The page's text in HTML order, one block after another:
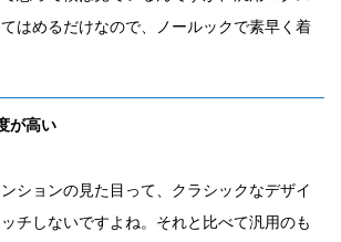
はめるだけなので、ノールックで素早く着
が高い
ションの見た目って、クラシックなデザイ
チしないですよね。それと比べて汎用のも